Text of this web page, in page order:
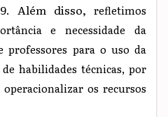
Além disso, refletimos
e necessidade da
professores para o uso da
habilidades técnicas, por
os recursos